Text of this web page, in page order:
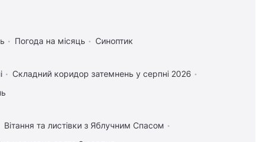
Погода на місяць Синоптик
Складний коридор затемнень у серпні 2026
Вітання та листівки з Яблучним Спасом